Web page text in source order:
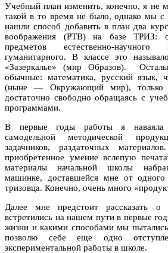
Учебный план изменить, конечно, я не
такой в то время не было, однако мы с
нашли способ добавить в план два
воображения (РТВ) на базе
предметов естественно-
гуманитарного. В классе это
«Зазеркалье» (мир Образов).
обычные: математика, русский язык,
(ныне — Окружающий мир), только
достаточно свободно обращаясь с
программами.
В первые годы работы я наваяла
самодельной методической
задачников, раздаточных
приобретенное умение вслепую
материалы начальной школы
машинке, доставшейся мне от одного
тризовца. Конечно, очень много
Далее мне предстоит рассказать
встретились на нашем пути в первые
жизни и какими способами мы
позволю себе еще одно
экспериментальной работы в школе.